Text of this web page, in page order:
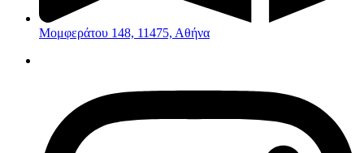
Μομφεράτου 148, 11475, Αθήνα